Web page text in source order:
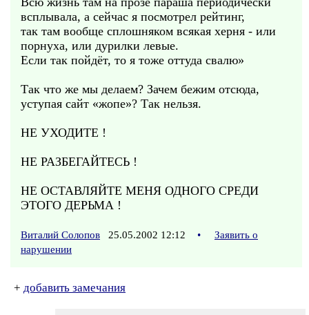
всплывала, а сейчас я посмотрел рейтинг,
так там вообще сплошняком всякая херня - или
порнуха, или дурилки левые.
Если так пойдёт, то я тоже оттуда свалю»
Так что же мы делаем? Зачем бежим отсюда,
уступая сайт «жопе»? Так нельзя.
НЕ УХОДИТЕ !
НЕ РАЗБЕГАЙТЕСЬ !
НЕ ОСТАВЛЯЙТЕ МЕНЯ ОДНОГО СРЕДИ
ЭТОГО ДЕРЬМА !
Виталий Солопов 25.05.2002 12:12 •
Заявить о
нарушении
+ добавить замечания